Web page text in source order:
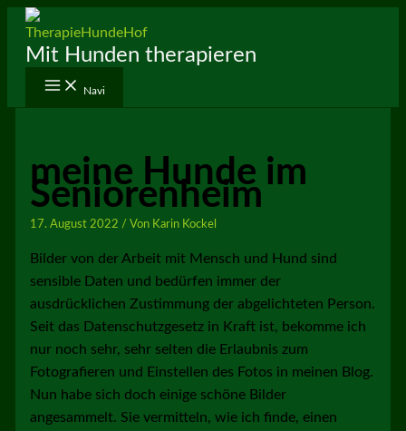
Zum
Inhalt
springen
Mit Hunden therapieren
Navi
meine Hunde im
Seniorenheim
17. August 2022 / Von Karin Kockel
Bilder von der Arbeit mit Mensch und Hund sind
sensible Daten und bedürfen immer der
ausdrücklichen Zustimmung der abgelichteten Person.
Seit das Datenschutzgesetz in Kraft ist, bekomme ich
nur noch sehr, sehr selten die Erlaubnis zum
Fotografieren und Einstellen des Fotos in meinen Blog.
Nun habe sich doch einige schöne Bilder
angesammelt. Sie vermitteln, wie ich finde, einen